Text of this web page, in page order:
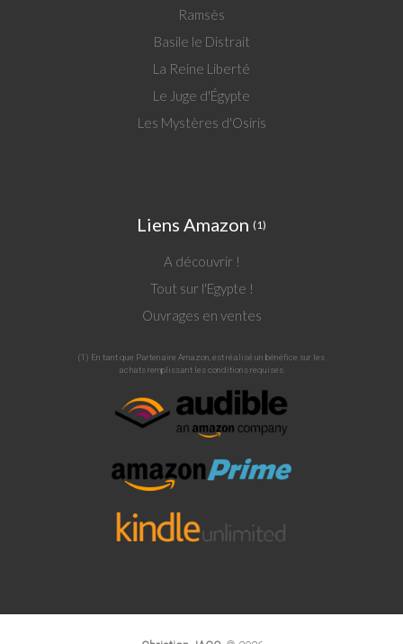
Ramsès
Basile le Distrait
La Reine Liberté
Le Juge d'Égypte
Les Mystères d'Osiris
Liens Amazon (1)
A découvrir !
Tout sur l'Egypte !
Ouvrages en ventes
(1) En tant que Partenaire Amazon, est réalisé un bénéfice sur les
achats remplissant les conditions requises.